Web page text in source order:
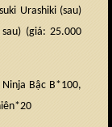
Urashiki (sau)
(giá: 25.000
Bậc B*100,